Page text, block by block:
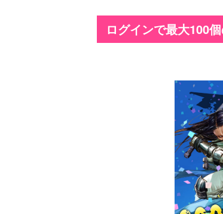
ログインで最大100